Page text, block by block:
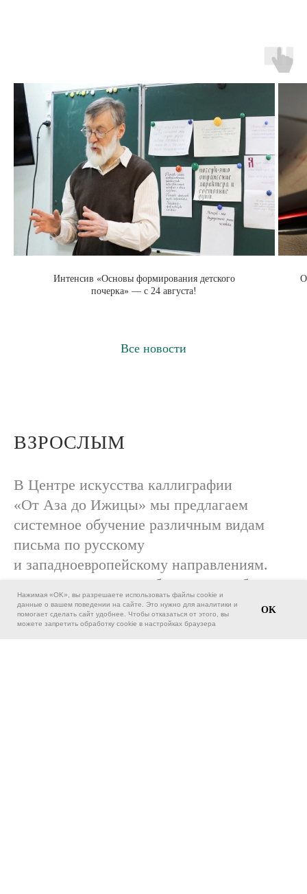
Интенсив «Основы формирования детского
почерка» — с 24 августа!
Все новости
ВЗРОСЛЫМ
В Центре искусства каллиграфии
«От Аза до Ижицы» мы предлагаем
системное обучение различным видам
письма по русскому
и западноевропейскому направлениям.
После прохождения обязательного блока,
состоящего из двух курсов («Знакомство
с каллиграфией» и «Вязь»), вы сможете
Нажимая «OK», вы разрешаете использовать файлы cookie и
данные о вашем поведении на сайте. Это нужно для аналитики и
помогает сделать сайт удобнее. Чтобы отказаться от этого, вы
можете запретить обработку cookie в настройках браузера
OK